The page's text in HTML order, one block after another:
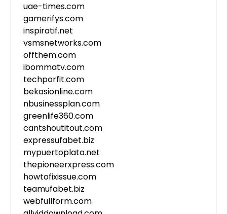
uae-times.com
gamerifys.com
inspiratif.net
vsmsnetworks.com
offthem.com
ibommatv.com
techporfit.com
bekasionline.com
nbusinessplan.com
greenlife360.com
cantshoutitout.com
expressufabet.biz
mypuertoplata.net
thepioneerxpress.com
howtofixissue.com
teamufabet.biz
webfullform.com